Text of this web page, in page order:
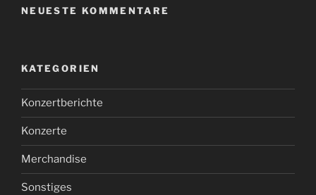
NEUESTE KOMMENTARE
KATEGORIEN
Konzertberichte
Konzerte
Merchandise
Sonstiges